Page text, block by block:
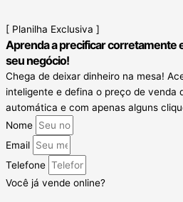
[ Planilha Exclusiva ]
Aprenda a precificar corretamente
seu negócio!
Chega de deixar dinheiro na mesa!
inteligente e defina o preço de venda
automática e com apenas alguns
Nome
Email
Telefone
Você já vende online?